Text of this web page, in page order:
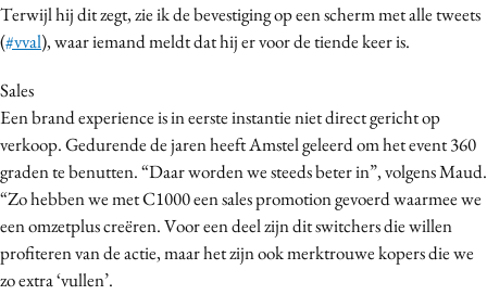
Terwijl hij dit zegt, zie ik de bevestiging op een scherm met alle tweets
(#vval), waar iemand meldt dat hij er voor de tiende keer is.
Sales
Een brand experience is in eerste instantie niet direct gericht op
verkoop. Gedurende de jaren heeft Amstel geleerd om het event 360
graden te benutten. “Daar worden we steeds beter in”, volgens Maud.
“Zo hebben we met C1000 een sales promotion gevoerd waarmee we
een omzetplus creëren. Voor een deel zijn dit switchers die willen
profiteren van de actie, maar het zijn ook merktrouwe kopers die we
zo extra ‘vullen’.